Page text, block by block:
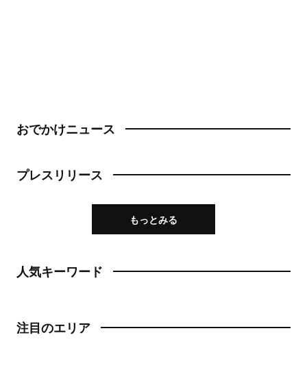
おでかけニュース
プレスリリース
もっとみる
人気キーワード
注目のエリア